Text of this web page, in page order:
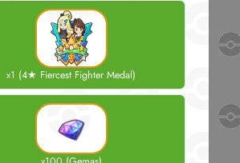
x1 (4★ Fiercest Fighter Medal)